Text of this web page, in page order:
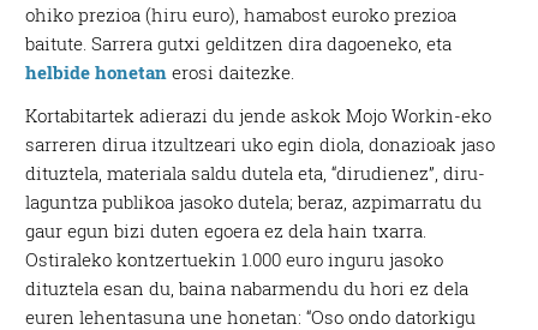
ohiko prezioa (hiru euro), hamabost euroko prezioa
baitute. Sarrera gutxi gelditzen dira dagoeneko, eta
helbide honetan erosi daitezke.
Kortabitartek adierazi du jende askok Mojo Workin-eko
sarreren dirua itzultzeari uko egin diola, donazioak jaso
dituztela, materiala saldu dutela eta, “dirudienez”, diru-
laguntza publikoa jasoko dutela; beraz, azpimarratu du
gaur egun bizi duten egoera ez dela hain txarra.
Ostiraleko kontzertuekin 1.000 euro inguru jasoko
dituztela esan du, baina nabarmendu du hori ez dela
euren lehentasuna une honetan: “Oso ondo datorkigu